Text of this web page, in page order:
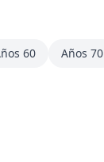
60 Años 70